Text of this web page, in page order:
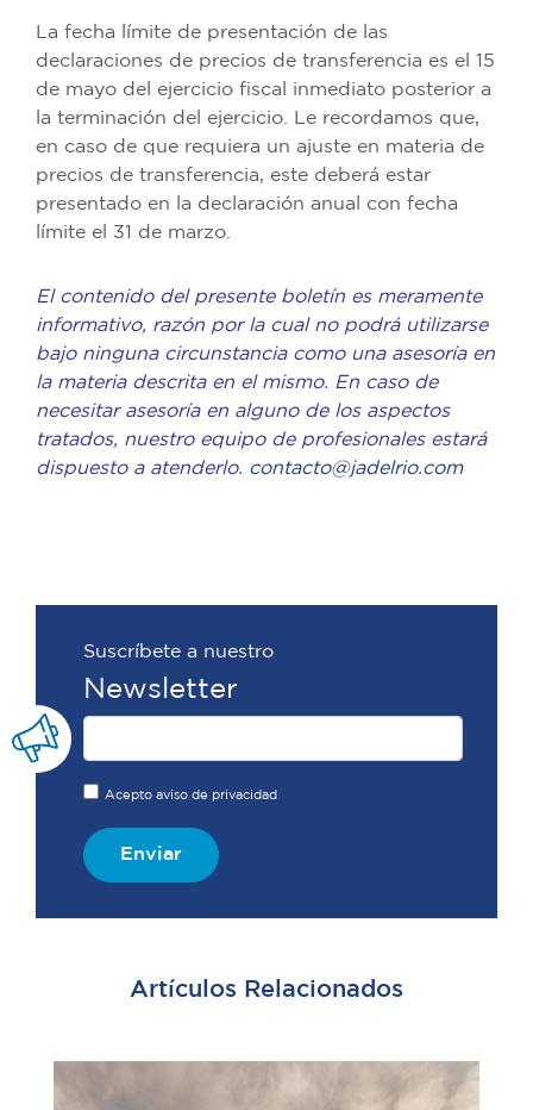
La fecha límite de presentación de las
declaraciones de precios de transferencia es el 15
de mayo del ejercicio fiscal inmediato posterior a
la terminación del ejercicio. Le recordamos que,
en caso de que requiera un ajuste en materia de
precios de transferencia, este deberá estar
presentado en la declaración anual con fecha
límite el 31 de marzo.
El contenido del presente boletín es meramente
informativo, razón por la cual no podrá utilizarse
bajo ninguna circunstancia como una asesoría en
la materia descrita en el mismo. En caso de
necesitar asesoría en alguno de los aspectos
tratados, nuestro equipo de profesionales estará
dispuesto a atenderlo. contacto@jadelrio.com
Suscríbete a nuestro
Newsletter
Acepto aviso de privacidad
Enviar
Artículos Relacionados